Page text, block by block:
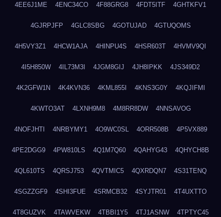
4EE6J1ME 4ENC34CO 4F88GRG8 4FDT5ITF 4GHTKFV1
4GJRPJFP 4GLC8SBG 4GOTUJAD 4GTUQOMS
4H5VY3Z1 4HCW1AJA 4HINPU4S 4HSR603T 4HVMV9QI
4I5H850W 4IL73M3I 4JGM8GIJ 4JH8IPKK 4JS349D2
4K2GFW1N 4K4KVN36 4KML855I 4KNS3G0Y 4KQJIFMI
4KWTO3AT 4LXNH9M8 4M8RR8DW 4NNSAVOG
4NOFJHTI 4NRBYMY1 4O9WC0SL 4ORR508B 4P5VX889
4PE2DGG9 4PW810LS 4Q1M7Q60 4QAHYG43 4QHYCH8B
4QL610TS 4QRSJ753 4QVTMIC5 4QXRDQN7 4S31TENQ
4SGZZGF9 4SHI3FUE 4SRMCB32 4SYJTR01 4T4UXTTO
4T8GUZVK 4TAWVEKW 4TBBI1Y5 4TJ1ASNW 4TPTYC45